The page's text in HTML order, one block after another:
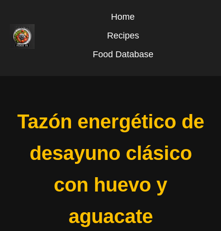
Home
Recipes
Food Database
Tazón energético de
desayuno clásico
con huevo y
aguacate